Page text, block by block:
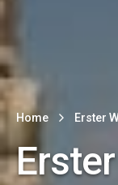
Home Erster